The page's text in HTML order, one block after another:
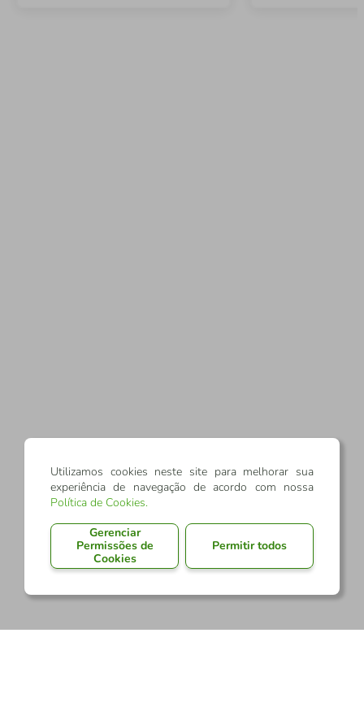
Utilizamos cookies neste site para melhorar sua
experiência de navegação de acordo com nossa
Política de Cookies.
Gerenciar
Permissões de
Cookies
Permitir todos